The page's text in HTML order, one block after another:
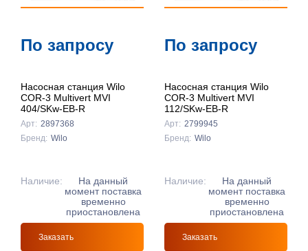
По запросу
Насосная станция Wilo
COR-3 Multivert MVI
404/SKw-EB-R
Арт: 2897368
Бренд: Wilo
Наличие:
На данный
момент поставка
временно
приостановлена
Заказать
По запросу
Насосная станция Wilo
COR-3 Multivert MVI
112/SKw-EB-R
Арт: 2799945
Бренд: Wilo
Наличие:
На данный
момент поставка
временно
приостановлена
Заказать